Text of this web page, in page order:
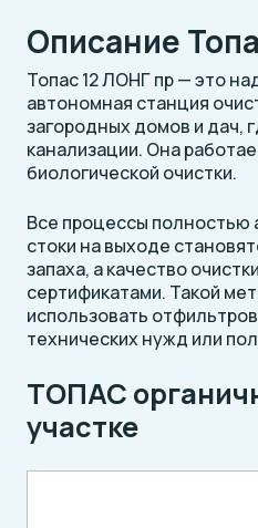
Описание
Топас 12 ЛОНГ пр — это
автономная станция
загородных домов и дач,
канализации. Она
биологической очистки.
Все процессы полностью
стоки на выходе
запаха, а качество
сертификатами. Такой
использовать
технических нужд или
ТОПАС
участке